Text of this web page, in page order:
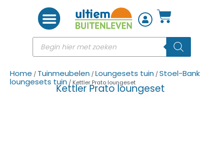
Home / Tuinmeubelen /Loungesets tuin /Stoel-Bank
loungesets tuin / Kettler Prato loungeset
Kettler Prato loungeset